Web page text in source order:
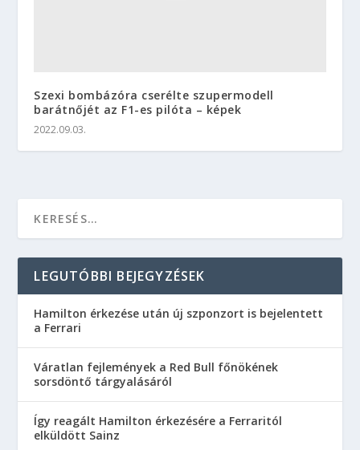
Szexi bombázóra cserélte szupermodell
barátnőjét az F1-es pilóta – képek
2022.09.03.
LEGUTÓBBI BEJEGYZÉSEK
Hamilton érkezése után új szponzort is bejelentett
a Ferrari
Váratlan fejlemények a Red Bull főnökének
sorsdöntő tárgyalásáról
Így reagált Hamilton érkezésére a Ferraritól
elküldött Sainz